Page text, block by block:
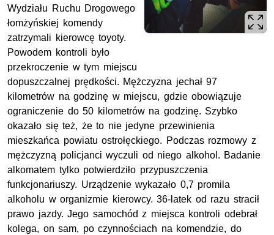
Wydziału Ruchu Drogowego
łomżyńskiej komendy
zatrzymali kierowcę toyoty.
Powodem kontroli było
przekroczenie w tym miejscu
dopuszczalnej prędkości. Mężczyzna jechał 97
kilometrów na godzinę w miejscu, gdzie obowiązuje
ograniczenie do 50 kilometrów na godzinę. Szybko
okazało się też, że to nie jedyne przewinienia
mieszkańca powiatu ostrołęckiego. Podczas rozmowy z
mężczyzną policjanci wyczuli od niego alkohol. Badanie
alkomatem tylko potwierdziło przypuszczenia
funkcjonariuszy. Urządzenie wykazało 0,7 promila
alkoholu w organizmie kierowcy. 36-latek od razu stracił
prawo jazdy. Jego samochód z miejsca kontroli odebrał
kolega, on sam, po czynnościach na komendzie, do